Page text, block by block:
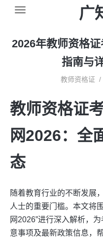
广
2026年教师资格
指南与
教师资格证
教师资格证
网2026：全
态
随着教育行业的不断发展
人士的重要门槛。本文将
网2026”进行深入解析，
意事项及最新政策信息，